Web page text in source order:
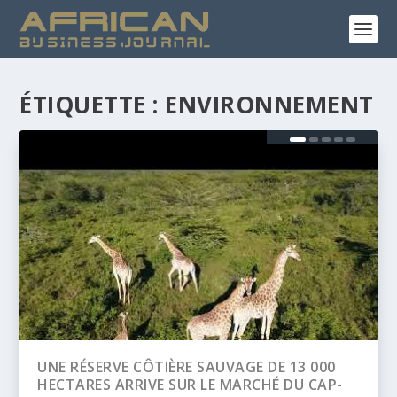
ÉTIQUETTE : ENVIRONNEMENT
BANQUE AFRICAINE DE DÉVELOPPEMENT
(BAD) – ASSEMBLÉE ANNUELLES 2026 :